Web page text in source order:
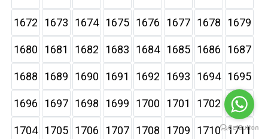
1672 1673 1674 1675 1676 1677 1678 1679
1680 1681 1682 1683 1684 1685 1686 1687
1688 1689 1690 1691 1692 1693 1694 1695
1696 1697 1698 1699 1700 1701 1702 1703
1704 1705 1706 1707 1708 1709 1710 1711